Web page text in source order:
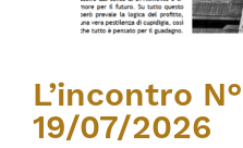
L’incontro
19/07/2026